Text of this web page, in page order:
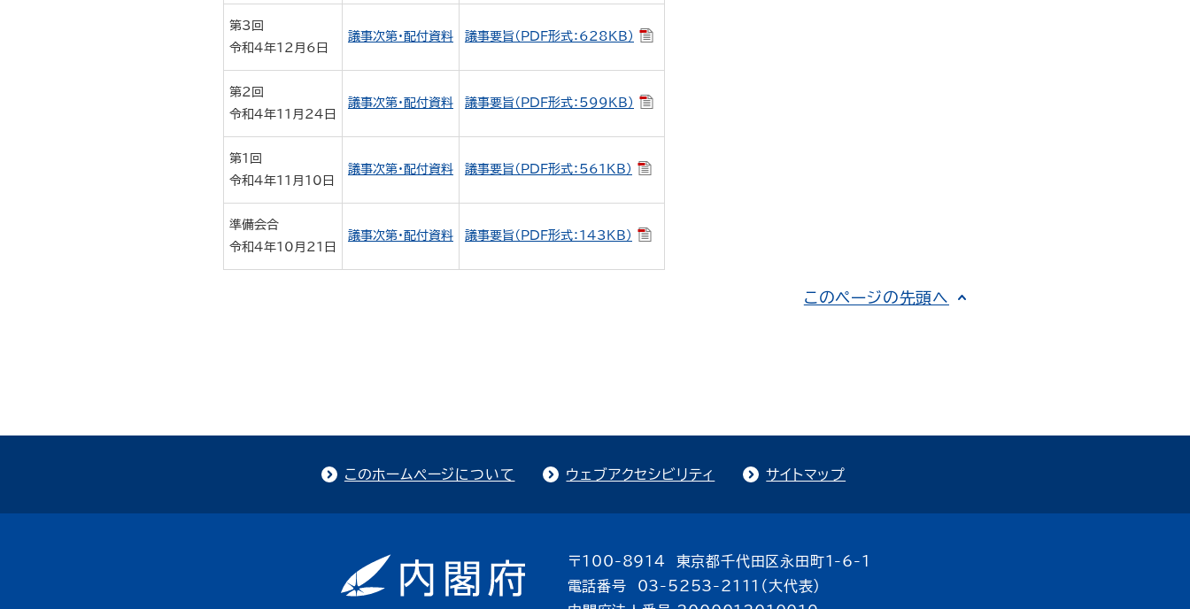
第3回
令和４年12月6日
議事次第・配付資料 議事要旨（PDF形式：628KB）
第2回
令和４年11月24日
議事次第・配付資料 議事要旨（PDF形式：599KB）
第1回
令和４年11月10日
議事次第・配付資料 議事要旨（PDF形式：561KB）
準備会合
令和４年10月21日
議事次第・配付資料 議事要旨（PDF形式：143KB）
このページの先頭へ
このホームページについて ウェブアクセシビリティ サイトマップ
〒100-8914 東京都千代田区永田町1-6-1
電話番号 03-5253-2111（大代表）